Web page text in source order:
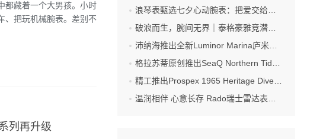
都藏着一个大男孩。小时
、把玩机械腕表。差别不
列再升级
浪琴表甄选七夕心动腕表：把爱交给时间
破浪而生，腕间无界｜泰格豪雅竞潜系列腕表焕新登场
沛纳海推出全新Luminor Marina庐米诺系列腕表PAM01707 标志性设计融合高科技材质
格拉苏蒂原创推出SeaQ Northern Tide和SeaQ大日历Northern Tide限量版腕表
精工推出Prospex 1965 Heritage Diver HBC010限量版腕表
温润相伴 心意长存 Rado瑞士雷达表甄选七夕腕表臻礼